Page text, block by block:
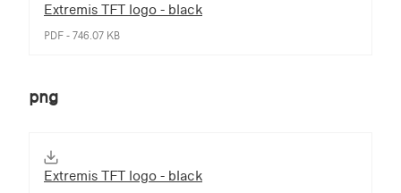
Extremis TFT logo - black
PDF - 746.07 KB
png
Extremis TFT logo - black